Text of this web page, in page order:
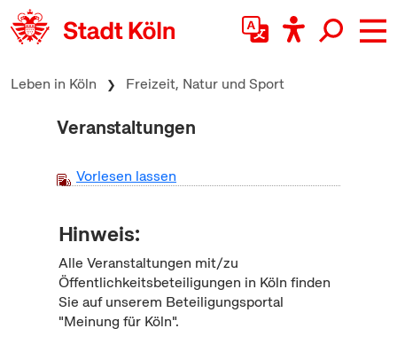
zum Inhalt springen
Leben in Köln Freizeit, Natur und Sport
Veranstaltungen
Vorlesen lassen
Hinweis:
Alle Veranstaltungen mit/zu
Öffentlichkeitsbeteiligungen in Köln finden
Sie auf unserem Beteiligungsportal
"Meinung für Köln".